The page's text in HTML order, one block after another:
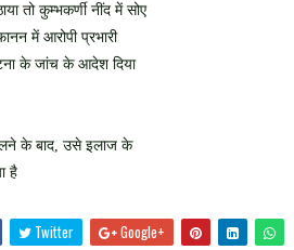
तो कुम्भकर्णी नींद में सोए
में आरोपी प्रभारी
के जांच के आदेश दिया
के बाद, उसे इलाज के
है
Twitter Google+